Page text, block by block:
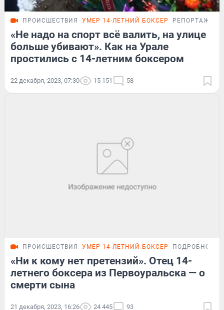
ПРОИСШЕСТВИЯ УМЕР 14-ЛЕТНИЙ БОКСЕР РЕПОРТАЖ
«Не надо на спорт всё валить, на улице
больше убивают». Как на Урале
простились с 14-летним боксером
22 декабря, 2023, 07:30 15 151 58
ПРОИСШЕСТВИЯ УМЕР 14-ЛЕТНИЙ БОКСЕР ПОДРОБНОСТИ
«Ни к кому нет претензий». Отец 14-
летнего боксера из Первоуральска — о
смерти сына
21 декабря, 2023, 16:26 24 445 93